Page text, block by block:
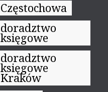
Częstochowa
doradztwo
księgowe
doradztwo
księgowe
Kraków